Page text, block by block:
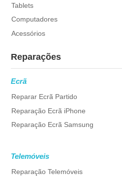
Tablets
Computadores
Acessórios
Reparações
Ecrã
Reparar Ecrã Partido
Reparação Ecrã iPhone
Reparação Ecrã Samsung
Telemóveis
Reparação Telemóveis